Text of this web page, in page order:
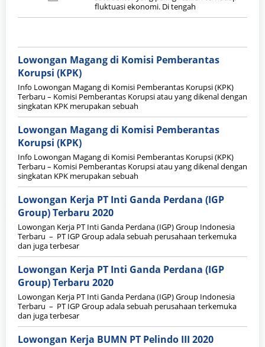
fluktuasi ekonomi. Di tengah
Lowongan Magang di Komisi Pemberantas
Korupsi (KPK)
Info Lowongan Magang di Komisi Pemberantas Korupsi (KPK)
Terbaru – Komisi Pemberantas Korupsi atau yang dikenal dengan
singkatan KPK merupakan sebuah
Lowongan Magang di Komisi Pemberantas
Korupsi (KPK)
Info Lowongan Magang di Komisi Pemberantas Korupsi (KPK)
Terbaru – Komisi Pemberantas Korupsi atau yang dikenal dengan
singkatan KPK merupakan sebuah
Lowongan Kerja PT Inti Ganda Perdana (IGP
Group) Terbaru 2020
Lowongan Kerja PT Inti Ganda Perdana (IGP) Group Indonesia
Terbaru – PT IGP Group adala sebuah perusahaan terkemuka
dan juga terbesar
Lowongan Kerja PT Inti Ganda Perdana (IGP
Group) Terbaru 2020
Lowongan Kerja PT Inti Ganda Perdana (IGP) Group Indonesia
Terbaru – PT IGP Group adala sebuah perusahaan terkemuka
dan juga terbesar
Lowongan Kerja BUMN PT Pelindo III 2020